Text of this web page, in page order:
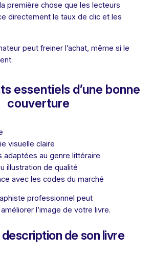
première chose que les lecteurs
directement le taux de clic et les
peut freiner l’achat, même si le
essentiels d’une bonne
couverture
visuelle claire
adaptées au genre littéraire
illustration de qualité
avec les codes du marché
professionnel peut
l’image de votre livre.
de son livre